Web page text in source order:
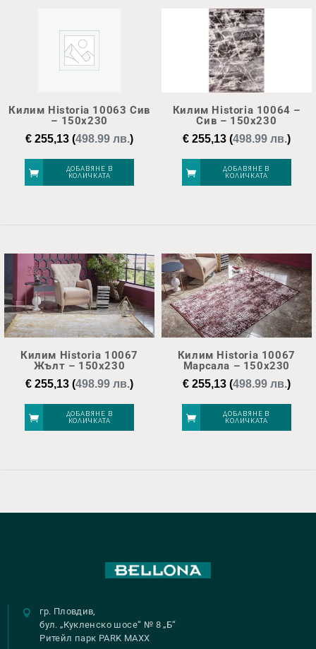
Килим Historia 10063 Сив
– 150х230
€ 255,13 (498.99 лв.)
ДОБАВЯНЕ В
КОЛИЧКАТА
Килим Historia 10064 –
Сив – 150х230
€255,13(498.99 лв.)
ДОБАВЯНЕ В
КОЛИЧКАТА
Килим Historia 10067
Жълт – 150х230
€ 255,13 (498.99 лв.)
ДОБАВЯНЕ В
КОЛИЧКАТА
Килим Historia 10067
Марсала – 150х230
€255,13(498.99 лв.)
ДОБАВЯНЕ В
КОЛИЧКАТА
гр. Пловдив,
бул. „Кукленско шосе“ № 8 „Б“
Ритейл парк PARK MAXX